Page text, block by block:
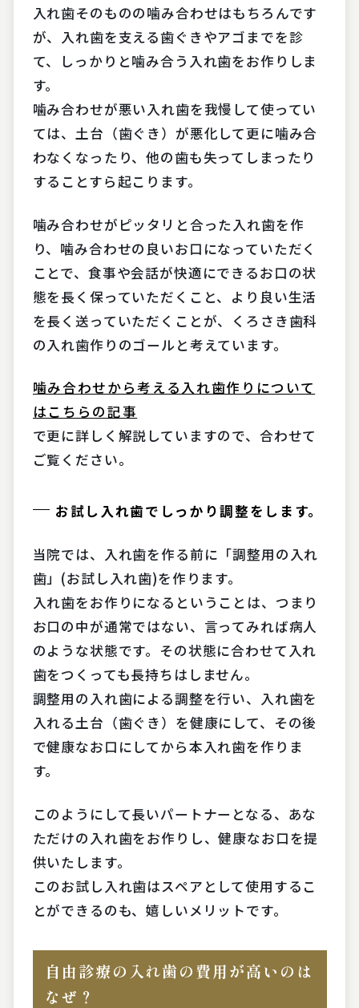
入れ歯そのものの噛み合わせはもちろんです
が、入れ歯を支える歯ぐきやアゴまでを診
て、しっかりと噛み合う入れ歯をお作りしま
す。
噛み合わせが悪い入れ歯を我慢して使ってい
ては、土台（歯ぐき）が悪化して更に噛み合
わなくなったり、他の歯も失ってしまったり
することすら起こります。
噛み合わせがピッタリと合った入れ歯を作
り、噛み合わせの良いお口になっていただく
ことで、食事や会話が快適にできるお口の状
態を長く保っていただくこと、より良い生活
を長く送っていただくことが、くろさき歯科
の入れ歯作りのゴールと考えています。
噛み合わせから考える入れ歯作りについて
はこちらの記事
で更に詳しく解説していますので、合わせて
ご覧ください。
お試し入れ歯でしっかり調整をします。
当院では、入れ歯を作る前に「調整用の入れ
歯」(お試し入れ歯)を作ります。
入れ歯をお作りになるということは、つまり
お口の中が通常ではない、言ってみれば病人
のような状態です。その状態に合わせて入れ
歯をつくっても長持ちはしません。
調整用の入れ歯による調整を行い、入れ歯を
入れる土台（歯ぐき）を健康にして、その後
で健康なお口にしてから本入れ歯を作りま
す。
このようにして長いパートナーとなる、あな
ただけの入れ歯をお作りし、健康なお口を提
供いたします。
このお試し入れ歯はスペアとして使用するこ
とができるのも、嬉しいメリットです。
自由診療の入れ歯の費用が高いのは
なぜ？